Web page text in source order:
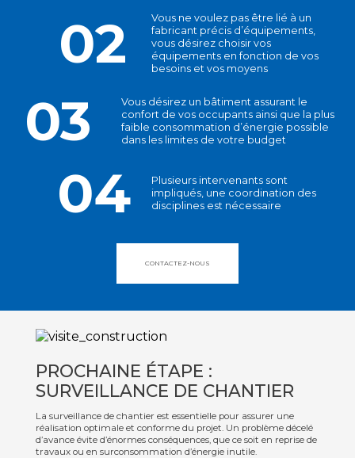
02
Vous ne voulez pas être lié à un
fabricant précis d’équipements,
vous désirez choisir vos
équipements en fonction de vos
besoins et vos moyens
03
Vous désirez un bâtiment assurant le
confort de vos occupants ainsi que la plus
faible consommation d’énergie possible
dans les limites de votre budget
04
Plusieurs intervenants sont
impliqués, une coordination des
disciplines est nécessaire
CONTACTEZ-NOUS
PROCHAINE ÉTAPE :
SURVEILLANCE DE CHANTIER
La surveillance de chantier est essentielle pour assurer une
réalisation optimale et conforme du projet. Un problème décelé
d’avance évite d’énormes conséquences, que ce soit en reprise de
travaux ou en surconsommation d’énergie inutile.